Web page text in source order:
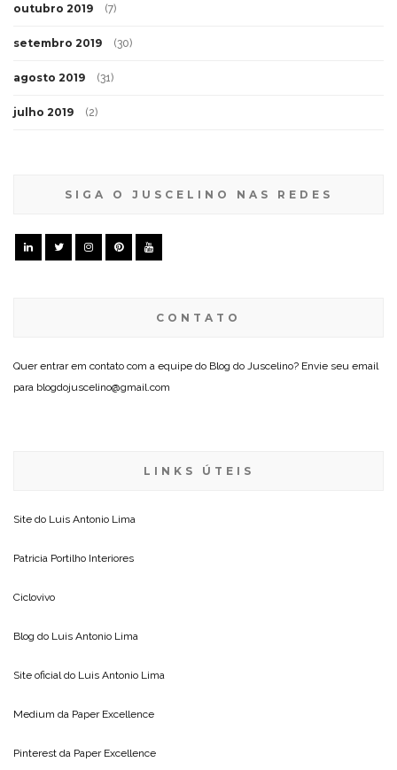
outubro 2019 (7)
setembro 2019 (30)
agosto 2019 (31)
julho 2019 (2)
SIGA O JUSCELINO NAS REDES
CONTATO
Quer entrar em contato com a equipe do Blog do Juscelino? Envie seu email
para blogdojuscelino@gmail.com
LINKS ÚTEIS
Site do Luis Antonio Lima
Patricia Portilho Interiores
Ciclovivo
Blog do Luis Antonio Lima
Site oficial do Luis Antonio Lima
Medium da Paper Excellence
Pinterest da Paper Excellence